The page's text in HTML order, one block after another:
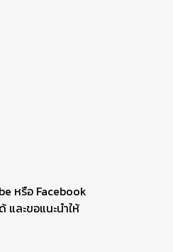
หรือ Facebook
ละขอแนะนำให้